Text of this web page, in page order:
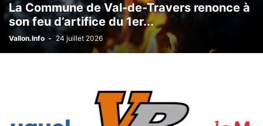
La Commune de Val-de-Travers renonce à
son feu d’artifice du 1er...
Vallon.Info - 24 juillet 2026